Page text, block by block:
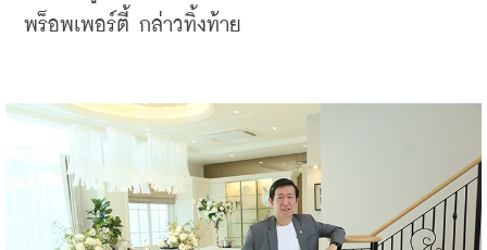
พร็อพเพอร์ตี้ กล่าวทิ้งท้าย